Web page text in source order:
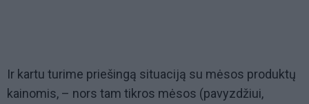
Ir kartu turime priešingą situaciją su mėsos produktų
kainomis, – nors tam tikros mėsos (pavyzdžiui,